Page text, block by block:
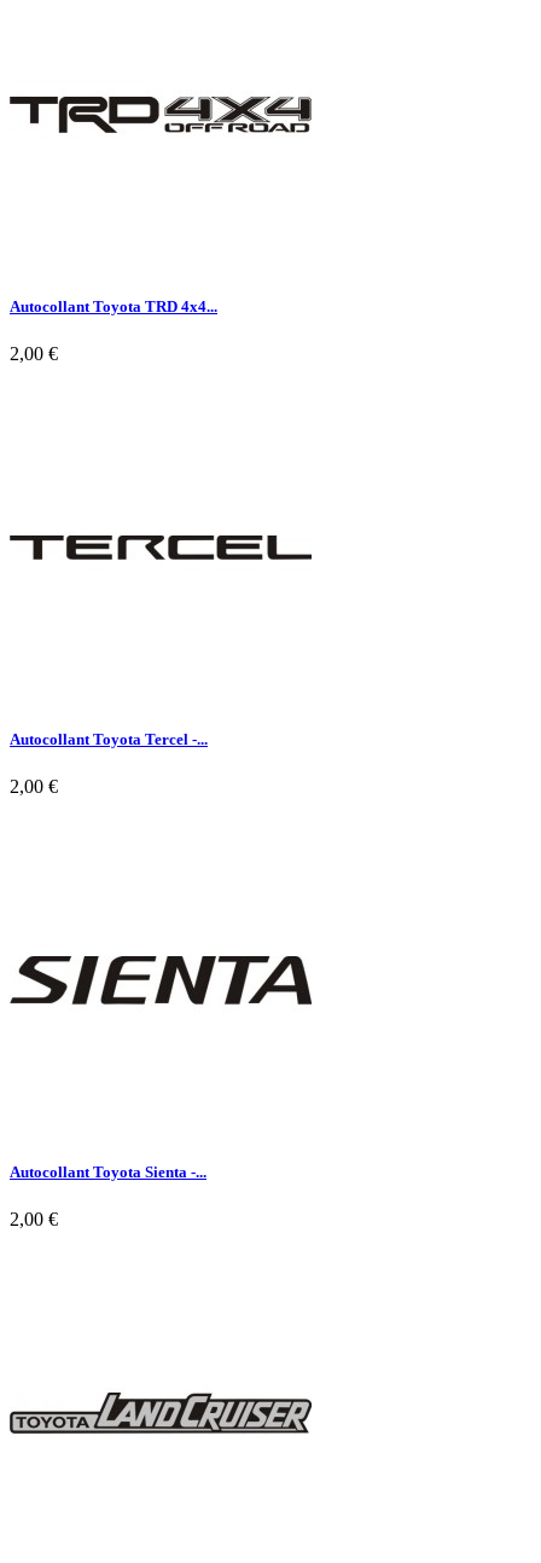
Autocollant Toyota TRD 4x4...
2,00 €
Autocollant Toyota Tercel -...
2,00 €
Autocollant Toyota Sienta -...
2,00 €